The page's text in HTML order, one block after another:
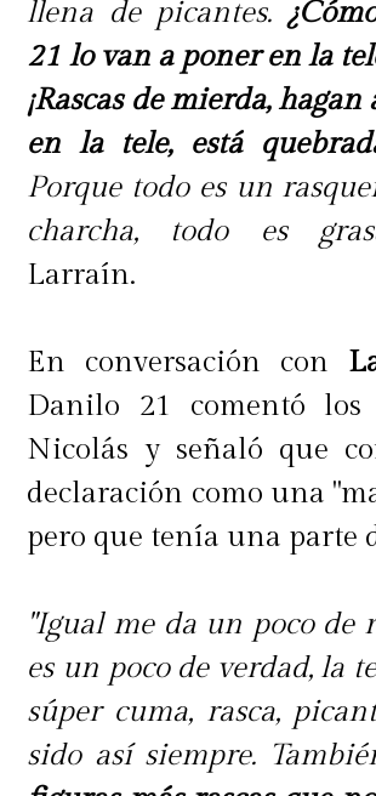
llena de picantes.
21 lo van a poner en la
¡Rascas de mierda,
en la tele, está
Porque todo es un
charcha, todo es
Larraín.
En conversación con
Danilo 21 comentó los
Nicolás y señaló que
declaración como una
pero que tenía una parte
"Igual me da un poco de
es un poco de verdad, la
súper cuma, rasca,
sido así siempre.